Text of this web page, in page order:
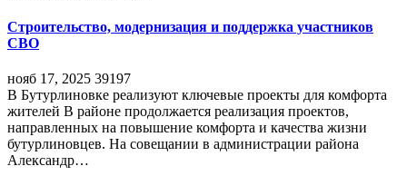
Строительство, модернизация и поддержка участников
СВО
нояб 17, 2025 39197
В Бутурлиновке реализуют ключевые проекты для комфорта
жителей В районе продолжается реализация проектов,
направленных на повышение комфорта и качества жизни
бутурлиновцев. На совещании в администрации района
Александр…